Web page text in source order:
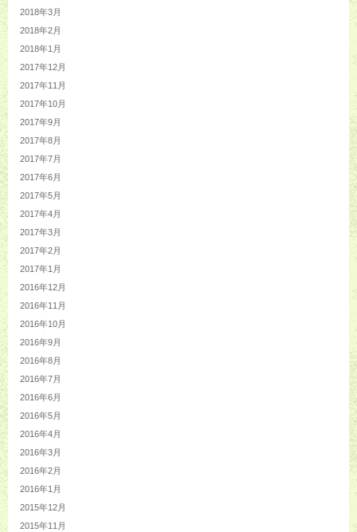
2018年3月
2018年2月
2018年1月
2017年12月
2017年11月
2017年10月
2017年9月
2017年8月
2017年7月
2017年6月
2017年5月
2017年4月
2017年3月
2017年2月
2017年1月
2016年12月
2016年11月
2016年10月
2016年9月
2016年8月
2016年7月
2016年6月
2016年5月
2016年4月
2016年3月
2016年2月
2016年1月
2015年12月
2015年11月